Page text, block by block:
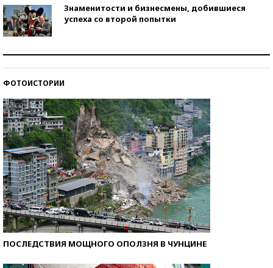
Знаменитости и бизнесмены, добившиеся
успеха со второй попытки
ФОТОИСТОРИИ
ПОСЛЕДСТВИЯ МОЩНОГО ОПОЛЗНЯ В ЧУНЦИНЕ